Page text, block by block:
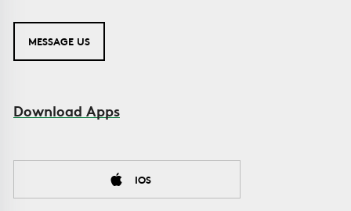
MESSAGE US
Download Apps
IOS